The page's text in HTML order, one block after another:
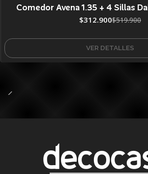
Agotado
Comedor Avena 1.35 + 4 Sillas
$312.900$519.900
VER DETALLES